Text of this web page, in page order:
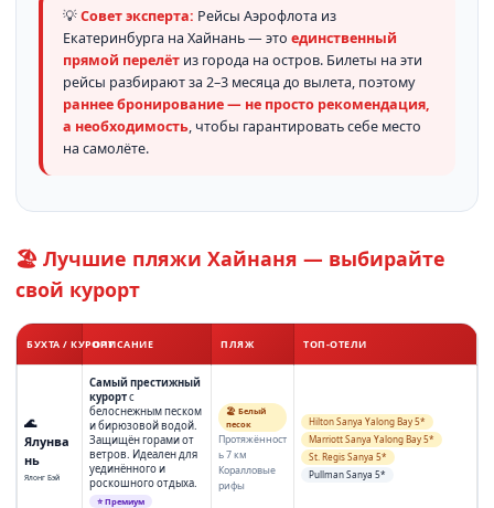
💡Совет эксперта: Рейсы Аэрофлота из
Екатеринбурга на Хайнань — это единственный
прямой перелёт из города на остров. Билеты на эти
рейсы разбирают за 2–3 месяца до вылета, поэтому
раннее бронирование — не просто рекомендация,
а необходимость, чтобы гарантировать себе место
на самолёте.
🏖️ Лучшие пляжи Хайнаня — выбирайте
свой курорт
БУХТА / КУРОРТОПИСАНИЕ ПЛЯЖ ТОП-ОТЕЛИ
🌊
Ялунва
нь
Ялонг Бэй
Самый престижный
курортс
белоснежным песком
и бирюзовой водой.
Защищён горами от
ветров. Идеален для
уединённого и
роскошного отдыха.
⭐ Премиум
🏖️ Белый
песок
Протяжённост
ь 7 км
Коралловые
рифы
Hilton Sanya Yalong Bay 5*
Marriott Sanya Yalong Bay 5*
St. Regis Sanya 5*
Pullman Sanya 5*